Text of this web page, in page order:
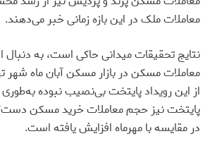
معاملات ملک در این بازه زمانی خبر می‌دهند.
نتایج تحقیقات میدانی حاکی است، به
معاملات مسکن در بازار مسکن آبان ماه شهر
از این رویداد پایتخت بی‌‌نصیب نبوده
در مقایسه با مهرماه افزایش یافته است.